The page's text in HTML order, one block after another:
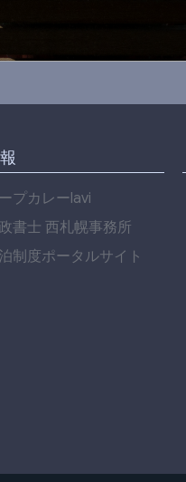
プカレーlavi
書士 西札幌事務所
制度ポータルサイト